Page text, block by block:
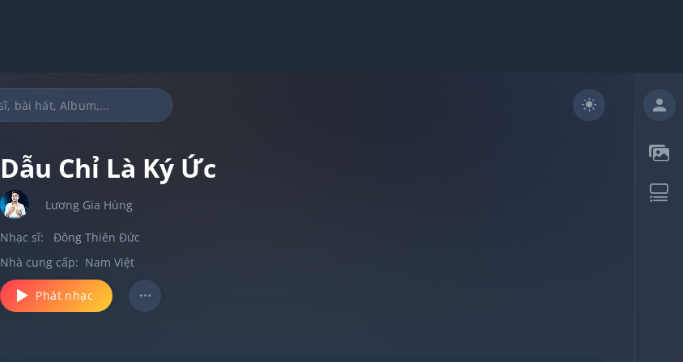
Dẫu Chỉ Là Ký Ức
Lương Gia Hùng
Nhạc sĩ: Đông Thiên Đức
Nhà cung cấp: Nam Việt
Phát nhạc